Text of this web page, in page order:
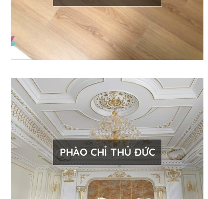
PHÀO CHỈ THỦ ĐỨC